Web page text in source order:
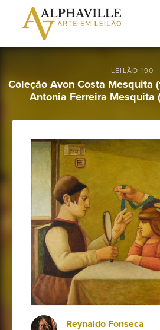
Criar
Faça
Home
Vender
Sobre
Como
funciona
LEILÃO 190
Coleção Avon Costa Mesquita
Antonia Ferreira Mesquita
Reynaldo Fonseca